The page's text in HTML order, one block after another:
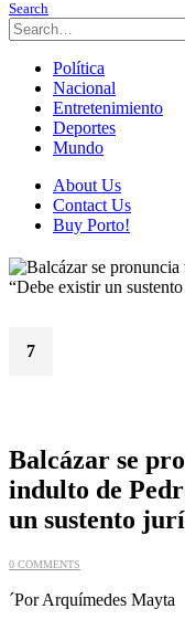
Search
Política
Nacional
Entretenimiento
Deportes
Mundo
About Us
Contact Us
Buy Porto!
7
Balcázar se
indulto de
un sustento
0 COMMENTS
´Por Arquímedes Mayta